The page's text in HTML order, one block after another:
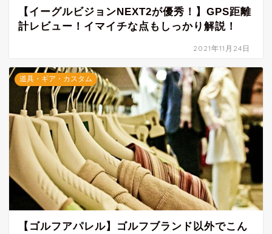
【イーグルビジョンNEXT2が優秀！】GPS距離
計レビュー！イマイチな点もしっかり解説！
2021年11月24日
道具・ギア・カスタム
【ゴルフアパレル】ゴルフブランド以外でこん